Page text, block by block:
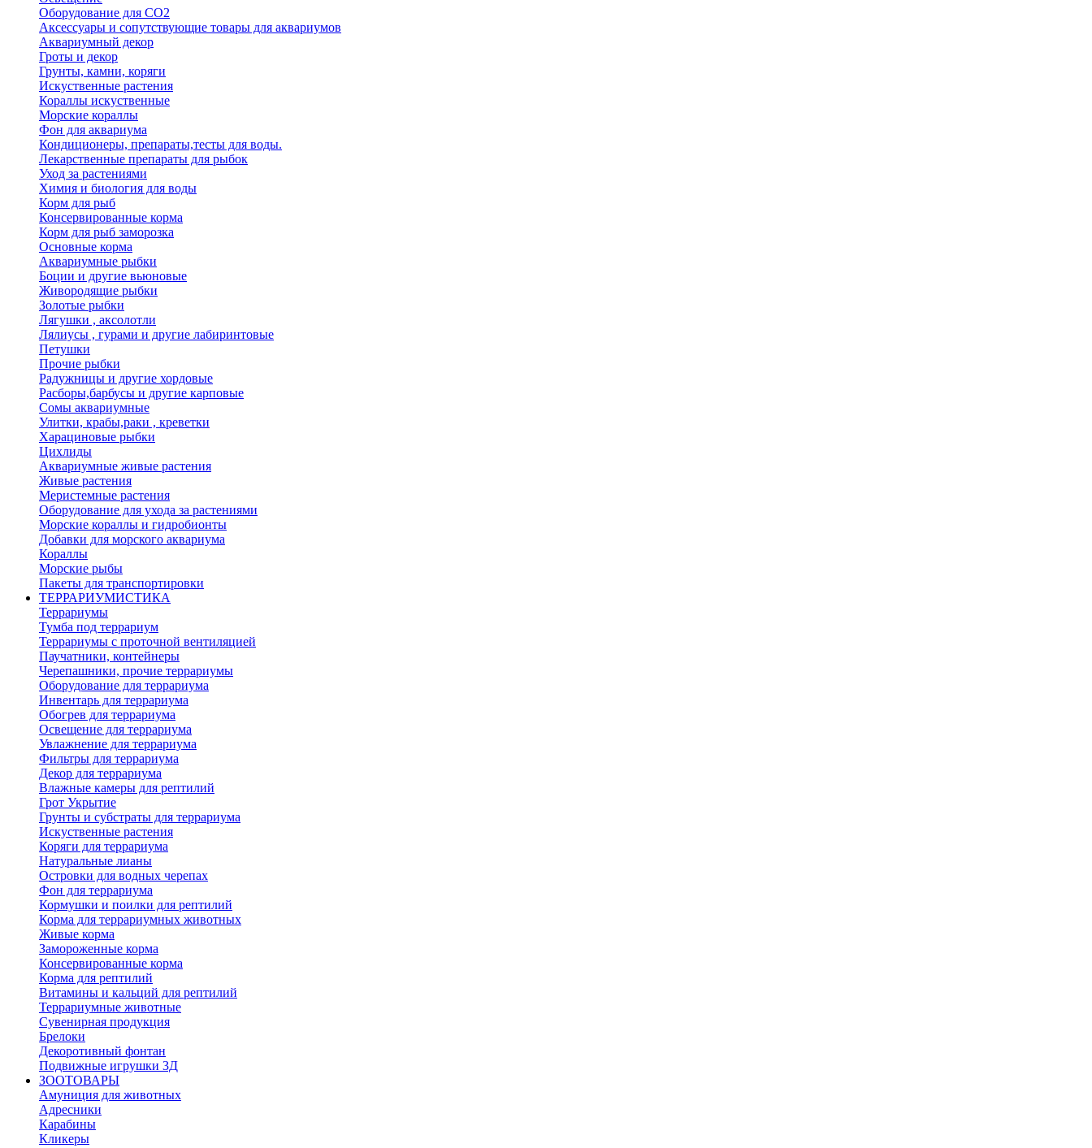
Оборудование для CO2
Аксессуары и сопутствующие товары для аквариумов
Аквариумный декор
Гроты и декор
Грунты, камни, коряги
Искуственные растения
Кораллы искуственные
Морские кораллы
Фон для аквариума
Кондиционеры, препараты,тесты для воды.
Лекарственные препараты для рыбок
Уход за растениями
Химия и биология для воды
Корм для рыб
Консервированные корма
Корм для рыб заморозка
Основные корма
Аквариумные рыбки
Боции и другие вьюновые
Живородящие рыбки
Золотые рыбки
Лягушки , аксолотли
Лялиусы , гурами и другие лабиринтовые
Петушки
Прочие рыбки
Радужницы и другие хордовые
Расборы,барбусы и другие карповые
Сомы аквариумные
Улитки, крабы,раки , креветки
Харациновые рыбки
Цихлиды
Аквариумные живые растения
Живые растения
Меристемные растения
Оборудование для ухода за растениями
Морские кораллы и гидробионты
Добавки для морского аквариума
Кораллы
Морские рыбы
Пакеты для транспортировки
ТЕРРАРИУМИСТИКА
Террариумы
Тумба под террариум
Террариумы с проточной вентиляцией
Паучатники, контейнеры
Черепашники, прочие террариумы
Оборудование для террариума
Инвентарь для террариума
Обогрев для террариума
Освещение для террариума
Увлажнение для террариума
Фильтры для террариума
Декор для террариума
Влажные камеры для рептилий
Грот Укрытие
Грунты и субстраты для террариума
Искуственные растения
Коряги для террариума
Натуральные лианы
Островки для водных черепах
Фон для террариума
Кормушки и поилки для рептилий
Корма для террариумных животных
Живые корма
Замороженные корма
Консервированные корма
Корма для рептилий
Витамины и кальций для рептилий
Террариумные животные
Сувенирная продукция
Брелоки
Декоротивный фонтан
Подвижные игрушки 3Д
ЗООТОВАРЫ
Амуниция для животных
Адресники
Карабины
Кликеры